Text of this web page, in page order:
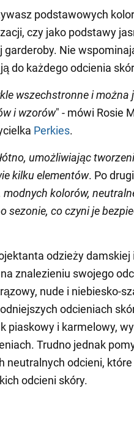
podstawowych
czy jako podstawy
garderoby. Nie
do każdego odcienia
wszechstronne i można
i wzorów" - mówi Rosie
Perkies.
umożliwiając
kilku elementów. Po
kolorów,
sezonie, co czyni je
odzieży
znalezieniu swojego
nude i niebiesko-
odcieniach
piaskowy i karmelowy,
Trudno jednak
neutralnych odcieni,
odcieni skóry.